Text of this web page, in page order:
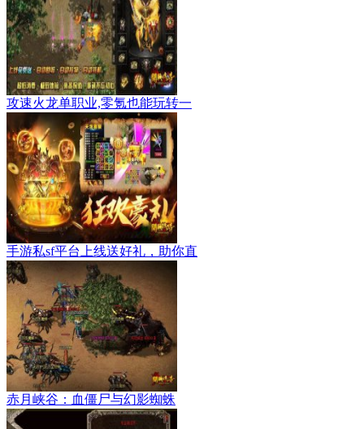
攻速火龙单职业,零氪也能玩转一
手游私sf平台上线送好礼，助你直
赤月峡谷：血僵尸与幻影蜘蛛